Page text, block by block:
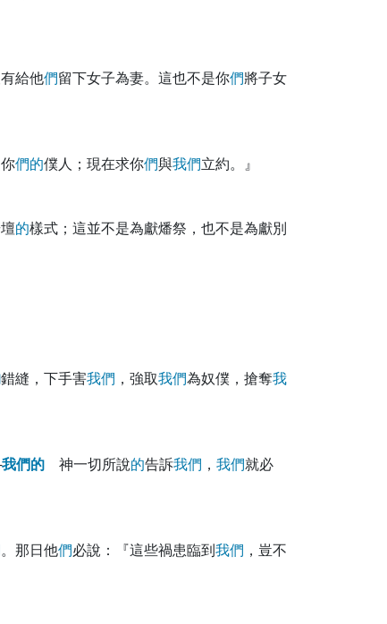
給他們留下女子為妻。這也不是你們將子女
們的僕人；現在求你們與我們立約。』
的樣式；這並不是為獻燔祭，也不是為獻別
錯縫，下手害我們 ，強取我們為奴僕，搶奪我
我們的 神一切所說的告訴我們 ， 我們就必
。那日他們必說：『這些禍患臨到我們 ，豈不